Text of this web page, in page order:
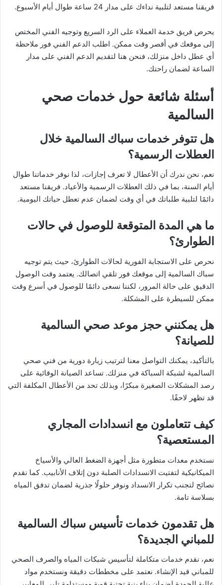
فريقنا مستعد لتلبية نداءك على مدار 24 ساعة طوال أيام الأسبوع.
يحرص فريق خدمة العملاء على الرد السريع وتوجيه الفني المختص
إلى موقعك في أقصر وقت ممكن. اطلب الدعم الفني فور ملاحظة
أي عطل داخل منزلك، فنحن هنا لتقديم الدعم الفني على مدار
الساعة لضمان راحتك.
أسئلة شائعة حول خدمات صحي
السالمية
هل تتوفر خدمات سباك السالمية خلال
العطلات الرسمية؟
نعم، نحن ندرك أن الأعطال لا تعرف إجازات، لذا نوفر خدماتنا طوال
أيام السنة، بما في ذلك العطلات الرسمية والأعياد. فريقنا مستعد
دائمًا لتلبية طلباتك في أي وقت لضمان عدم تعطل حياتك اليومية.
ما هي المدة المتوقعة للوصول في حالات
الطوارئ؟
نحرص على الاستجابة الفورية لحالات الطوارئ، حيث يتم توجيه
سباك السالمية إلى موقعك فور تلقي اتصالك. يعتمد وقت الوصول
الدقيق على حالة المرور، لكننا نسعى دائمًا للوصول في أسرع وقت
ممكن للسيطرة على المشكلة.
هل يمكنني حجز موعد صحي السالمية
للصيانة؟
بالتأكيد، يمكنك التواصل معنا لترتيب زيارة دورية من فني صحي
السالمية لشبكة السباكة في منزلك. تساعد الصيانة الوقائية على
رصد المشكلات الصغيرة مبكرًا، وبذلك تحد من الأعطال المكلفة التي
قد تظهر لاحقًا.
كيف تتعاملون مع انسدادات المجاري
المستعصية؟
نستخدم معدات متطورة مثل أجهزة الضغط العالي والأسياخ
الميكانيكية لتفتيت الانسدادات الصلبة دون إتلاف الأنابيب. كما نقدم
نصائح لتجنب تكرار الانسداد ونوفر حلولًا جذرية لضمان تدفق المياه
بسلاسة تامة.
هل تقدمون خدمات تأسيس سباك السالمية
للمباني الجديدة؟
نعم، نقدم خدمات متكاملة لتأسيس شبكات المياه والصرف الصحي
للمباني قيد الإنشاء. نعتمد على مخططات دقيقة ونستخدم مواد